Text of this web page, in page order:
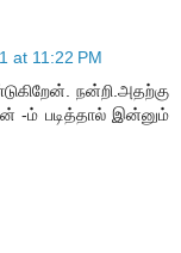
at 11:22 PM
நன்றி.அதற்கு
-ம் படித்தால் இன்னும்